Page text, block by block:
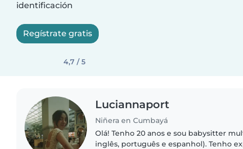
identificación
Regístrate gratis
4,7 / 5
Luciannaport
Niñera en Cumbayá
Olá! Tenho 20 anos e sou babysitter
inglês, português e espanhol). Tenho